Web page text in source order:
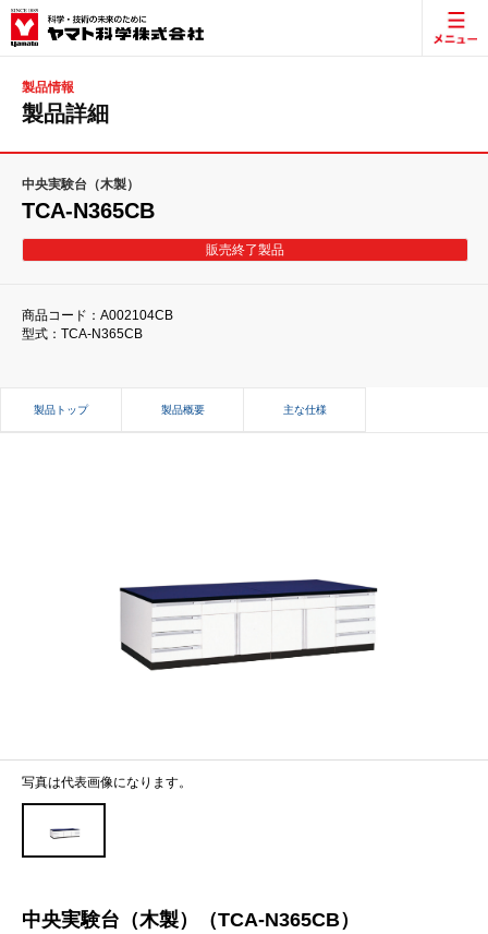
製品情報
製品詳細
中央実験台（木製）
TCA-N365CB
販売終了製品
商品コード：A002104CB
型式：TCA-N365CB
製品トップ 製品概要 主な仕様
写真は代表画像になります。
中央実験台（木製）（TCA-N365CB）